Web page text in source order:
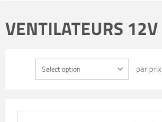
VENTILATEURS 12V
Select option par prix